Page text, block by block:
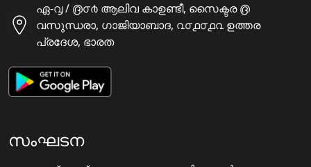
ഏ-൮ / ൫൦൪ ആലിവ കാഉണ്ടീ, സൈക്ടര ൫
വസുന്ധരാ, ഗാജിയാബാദ, ൨൦൧൦൧൨ ഉത്തര
പ്രദേശ, ഭാരത
സംഘടന